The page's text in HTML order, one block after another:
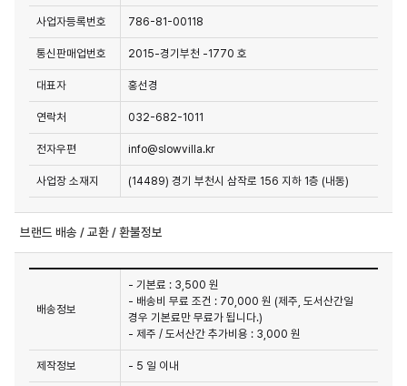
사업자등록번호 786-81-00118
통신판매업번호 2015-경기부천 -1770 호
대표자 홍선경
연락처 032-682-1011
전자우편 info@slowvilla.kr
사업장 소재지 (14489) 경기 부천시 삼작로 156 지하 1층 (내동)
브랜드 배송 / 교환 / 환불정보
배송정보
- 기본료 : 3,500 원
- 배송비 무료 조건 : 70,000 원 (제주, 도서산간일
경우 기본료만 무료가 됩니다.)
- 제주 / 도서산간 추가비용 : 3,000 원
제작정보 - 5 일 이내